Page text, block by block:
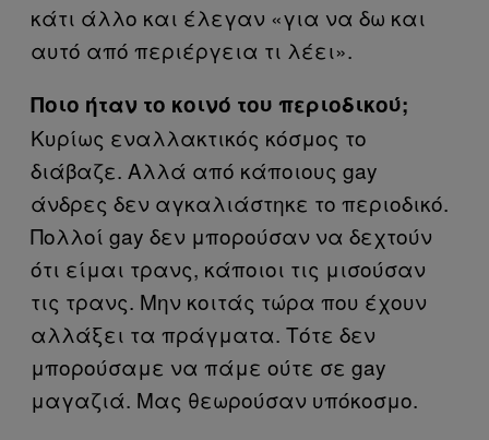
κάτι άλλο και έλεγαν «για να δω και
αυτό από περιέργεια τι λέει».
Ποιο ήταν το κοινό του περιοδικού;
Κυρίως εναλλακτικός κόσμος το
διάβαζε. Αλλά από κάποιους gay
άνδρες δεν αγκαλιάστηκε το περιοδικό.
Πολλοί gay δεν μπορούσαν να δεχτούν
ότι είμαι τρανς, κάποιοι τις μισούσαν
τις τρανς. Μην κοιτάς τώρα που έχουν
αλλάξει τα πράγματα. Τότε δεν
μπορούσαμε να πάμε ούτε σε gay
μαγαζιά. Μας θεωρούσαν υπόκοσμο.